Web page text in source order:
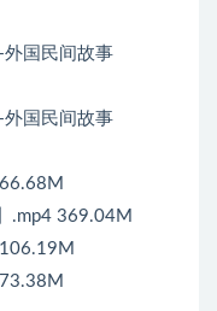
国民间故事
国民间故事
.mp4 369.04M